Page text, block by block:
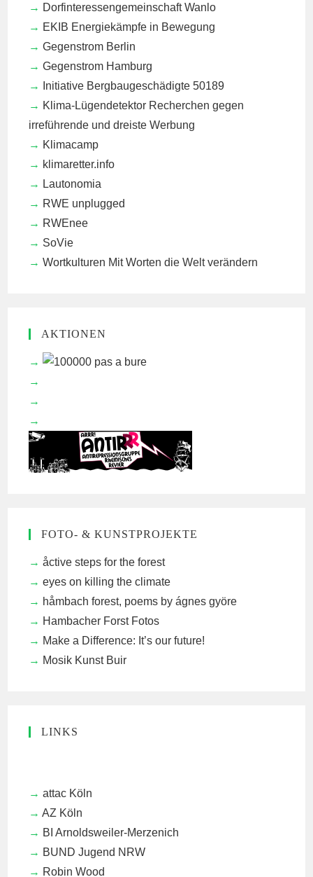
Dorfinteressengemeinschaft Wanlo
EKIB Energiekämpfe in Bewegung
Gegenstrom Berlin
Gegenstrom Hamburg
Initiative Bergbaugeschädigte 50189
Klima-Lügendetektor Recherchen gegen
irreführende und dreiste Werbung
Klimacamp
klimaretter.info
Lautonomia
RWE unplugged
RWEnee
SoVie
Wortkulturen Mit Worten die Welt verändern
AKTIONEN
FOTO- & KUNSTPROJEKTE
åctive steps for the forest
eyes on killing the climate
håmbach forest, poems by ágnes györe
Hambacher Forst Fotos
Make a Difference: It’s our future!
Mosik Kunst Buir
LINKS
attac Köln
AZ Köln
BI Arnoldsweiler-Merzenich
BUND Jugend NRW
Robin Wood